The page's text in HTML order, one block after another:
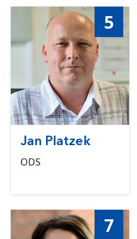
5
Jan Platzek
ODS
7